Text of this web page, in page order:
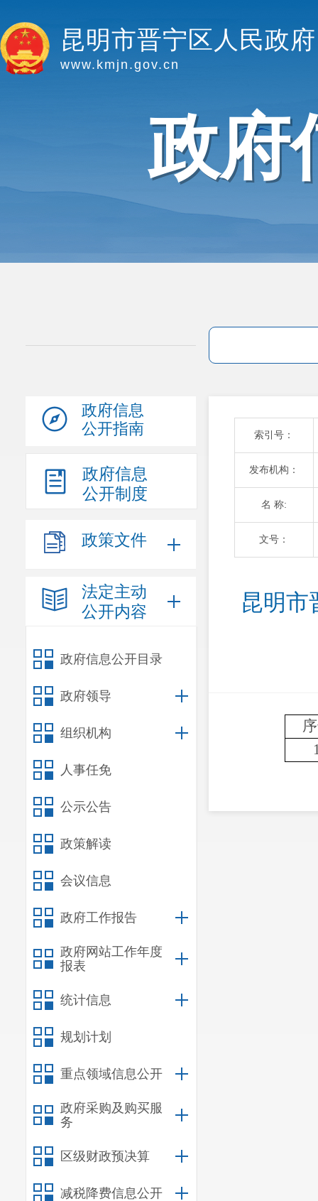
昆明市晋宁区人民政府
www.kmjn.gov.cn
政府
政府信息
公开指南
政府信息
公开制度
政策文件
法定主动
公开内容
政府信息公开目录
政府领导
组织机构
人事任免
公示公告
政策解读
会议信息
政府工作报告
政府网站工作年度
报表
统计信息
规划计划
重点领域信息公开
政府采购及购买服
务
区级财政预决算
减税降费信息公开
索引号：
发布机构：
名 称:
文号：
昆明市